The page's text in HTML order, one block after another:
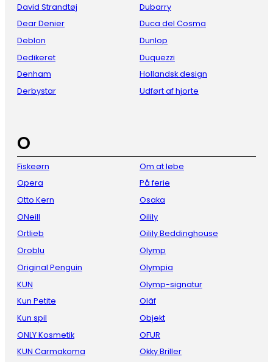
David Strandtøj
Dear Denier
Deblon
Dedikeret
Denham
Derbystar
Dubarry
Duca del Cosma
Dunlop
Duquezzi
Hollandsk design
Udført af hjorte
O
Fiskeørn
Opera
Otto Kern
ONeill
Ortlieb
Oroblu
Original Penguin
KUN
Kun Petite
Kun spil
ONLY Kosmetik
KUN Carmakoma
Om at løbe
På ferie
Osaka
Oilily
Oilily Beddinghouse
Olymp
Olympia
Olymp-signatur
Oläf
Objekt
OFUR
Okky Briller